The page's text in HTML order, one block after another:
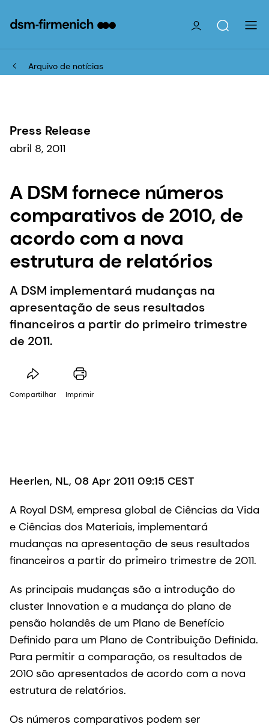
Arquivo de notícias
Press Release
abril 8, 2011
A DSM fornece números
comparativos de 2010, de
acordo com a nova
estrutura de relatórios
A DSM implementará mudanças na
apresentação de seus resultados
financeiros a partir do primeiro trimestre
de 2011.
Compartilhar Imprimir
Heerlen, NL, 08 Apr 2011 09:15 CEST
A Royal DSM, empresa global de Ciências da Vida
e Ciências dos Materiais, implementará
mudanças na apresentação de seus resultados
financeiros a partir do primeiro trimestre de 2011.
As principais mudanças são a introdução do
cluster Innovation e a mudança do plano de
pensão holandês de um Plano de Benefício
Definido para um Plano de Contribuição Definida.
Para permitir a comparação, os resultados de
2010 são apresentados de acordo com a nova
estrutura de relatórios.
Os números comparativos podem ser